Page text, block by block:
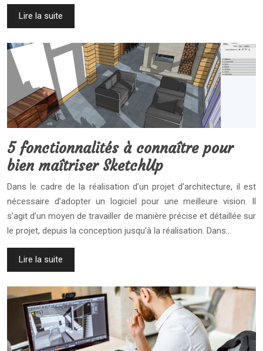
Lire la suite
5 fonctionnalités à connaître pour
bien maîtriser SketchUp
Dans le cadre de la réalisation d’un projet d’architecture, il est
nécessaire d’adopter un logiciel pour une meilleure vision. Il
s’agit d’un moyen de travailler de manière précise et détaillée sur
le projet, depuis la conception jusqu’à la réalisation. Dans…
Lire la suite